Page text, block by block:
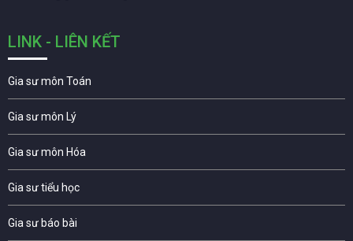
LINK - LIÊN KẾT
Gia sư môn Toán
Gia sư môn Lý
Gia sư môn Hóa
Gia sư tiểu học
Gia sư báo bài